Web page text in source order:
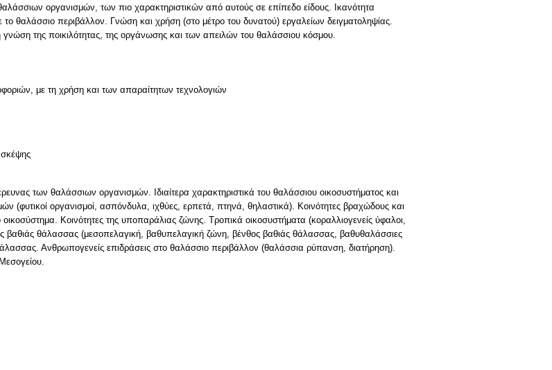
οργανισμών, των πιο χαρακτηριστικών από αυτούς σε επίπεδο είδους. Ικανότητα
θαλάσσιο περιβάλλον. Γνώση και χρήση (στο μέτρο του δυνατού) εργαλείων δειγματοληψίας.
της ποικιλότητας, της οργάνωσης και των απειλών του θαλάσσιου κόσμου.
με τη χρήση και των απαραίτητων τεχνολογιών
σκέψης
των θαλάσσιων οργανισμών. Ιδιαίτερα χαρακτηριστικά του θαλάσσιου οικοσυστήματος και
(φυτικοί οργανισμοί, ασπόνδυλα, ιχθύες, ερπετά, πτηνά, θηλαστικά). Κοινότητες βραχώδους και
Κοινότητες της υποπαράλιας ζώνης. Τροπικά οικοσυστήματα (κοραλλιογενείς ύφαλοι,
βαθιάς θάλασσας (μεσοπελαγική, βαθυπελαγική ζώνη, βένθος βαθιάς θάλασσας, βαθυθαλάσσιες
Ανθρωπογενείς επιδράσεις στο θαλάσσιο περιβάλλον (θαλάσσια ρύπανση, διατήρηση).